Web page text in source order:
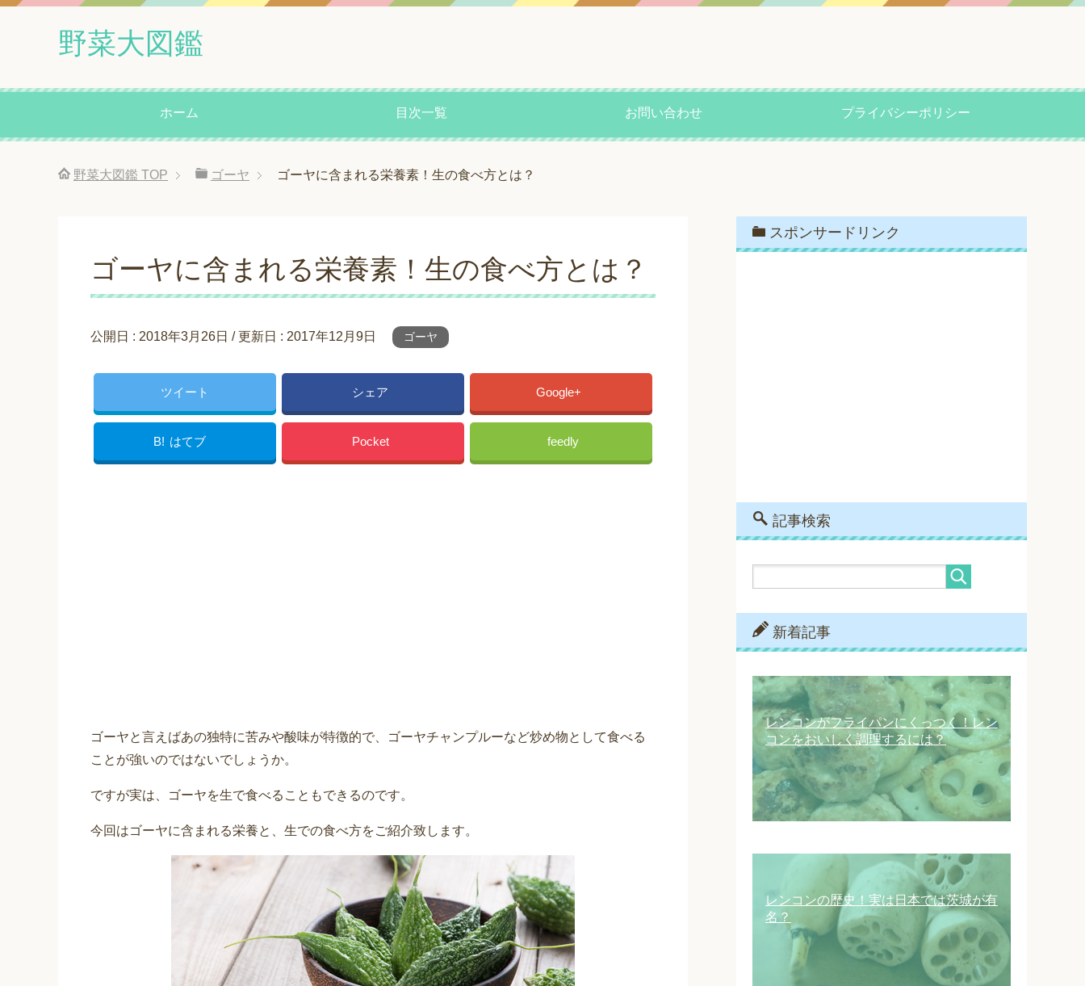
野菜大図鑑
ホーム 目次一覧 お問い合わせ プライバシーポリシー
野菜大図鑑 TOP ゴーヤ ゴーヤに含まれる栄養素！生の食べ方とは？
ゴーヤに含まれる栄養素！生の食べ方とは？
公開日 : 2018年3月26日 / 更新日 : 2017年12月9日 ゴーヤ
ツイート シェア Google+
B! はてブ Pocket feedly
ゴーヤと言えばあの独特に苦みや酸味が特徴的で、ゴーヤチャンプルーなど炒め物として食べる
ことが強いのではないでしょうか。
ですが実は、ゴーヤを生で食べることもできるのです。
今回はゴーヤに含まれる栄養と、生での食べ方をご紹介致します。
スポンサードリンク
記事検索
新着記事
レンコンがフライパンにくっつく！レン
コンをおいしく調理するには？
レンコンの歴史！実は日本では茨城が有
名？